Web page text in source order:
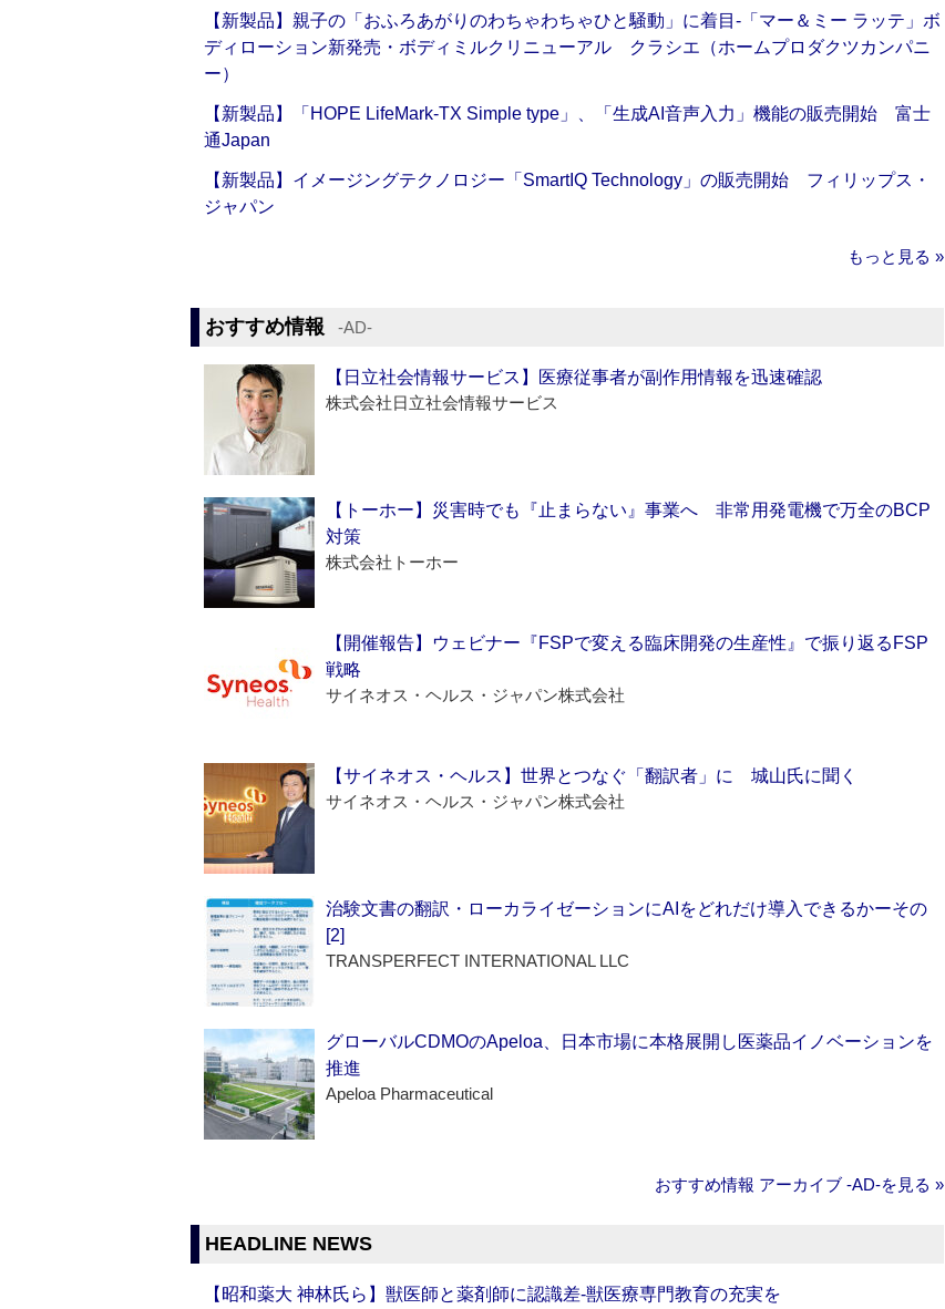
【新製品】親子の「おふろあがりのわちゃわちゃひと騒動」に着目‐「マー＆ミー ラッテ」ボ
ディローション新発売・ボディミルクリニューアル クラシエ（ホームプロダクツカンパニ
ー）
【新製品】「HOPE LifeMark-TX Simple type」、「生成AI音声入力」機能の販売開始 富士
通Japan
【新製品】イメージングテクノロジー「SmartIQ Technology」の販売開始 フィリップス・
ジャパン
もっと見る »
おすすめ情報 ‐AD‐
【日立社会情報サービス】医療従事者が副作用情報を迅速確認
株式会社日立社会情報サービス
【トーホー】災害時でも『止まらない』事業へ 非常用発電機で万全のBCP
対策
株式会社トーホー
【開催報告】ウェビナー『FSPで変える臨床開発の生産性』で振り返るFSP
戦略
サイネオス・ヘルス・ジャパン株式会社
【サイネオス・ヘルス】世界とつなぐ「翻訳者」に 城山氏に聞く
サイネオス・ヘルス・ジャパン株式会社
治験文書の翻訳・ローカライゼーションにAIをどれだけ導入できるかーその
[2]
TRANSPERFECT INTERNATIONAL LLC
グローバルCDMOのApeloa、日本市場に本格展開し医薬品イノベーションを
推進
Apeloa Pharmaceutical
おすすめ情報 アーカイブ ‐AD‐を見る »
HEADLINE NEWS
【昭和薬大 神林氏ら】獣医師と薬剤師に認識差‐獣医療専門教育の充実を